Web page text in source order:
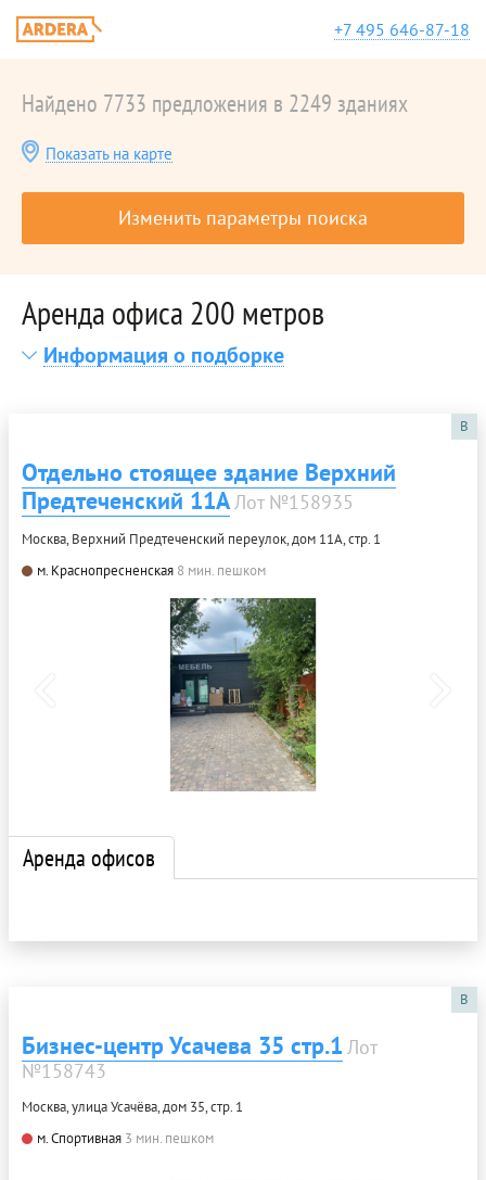
+7 495 646-87-18
Найдено 7733 предложения в 2249 зданиях
Показать на карте
Изменить параметры поиска
Аренда офиса 200 метров
Информация о подборке
B
Отдельно стоящее здание Верхний
Предтеченский 11АЛот №158935
Москва, Верхний Предтеченский переулок, дом 11А, стр. 1
м. Краснопресненская 8 мин. пешком
Аренда офисов
B
Бизнес-центр Усачева 35 стр.1 Лот
№158743
Москва, улица Усачёва, дом 35, стр. 1
м. Спортивная 3 мин. пешком